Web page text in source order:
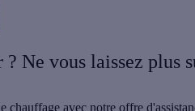
Ne vous laissez plus
chauffage avec notre offre